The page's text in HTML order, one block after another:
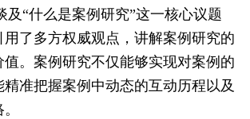
及“什么是案例研究”这一核心议题
用了多方权威观点，讲解案例研究的
值。案例研究不仅能够实现对案例的
准把握案例中动态的互动历程以及